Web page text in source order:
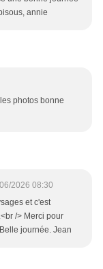
annie
photos bonne
2026 08:30
et c'est
/> Merci pour
journée. Jean